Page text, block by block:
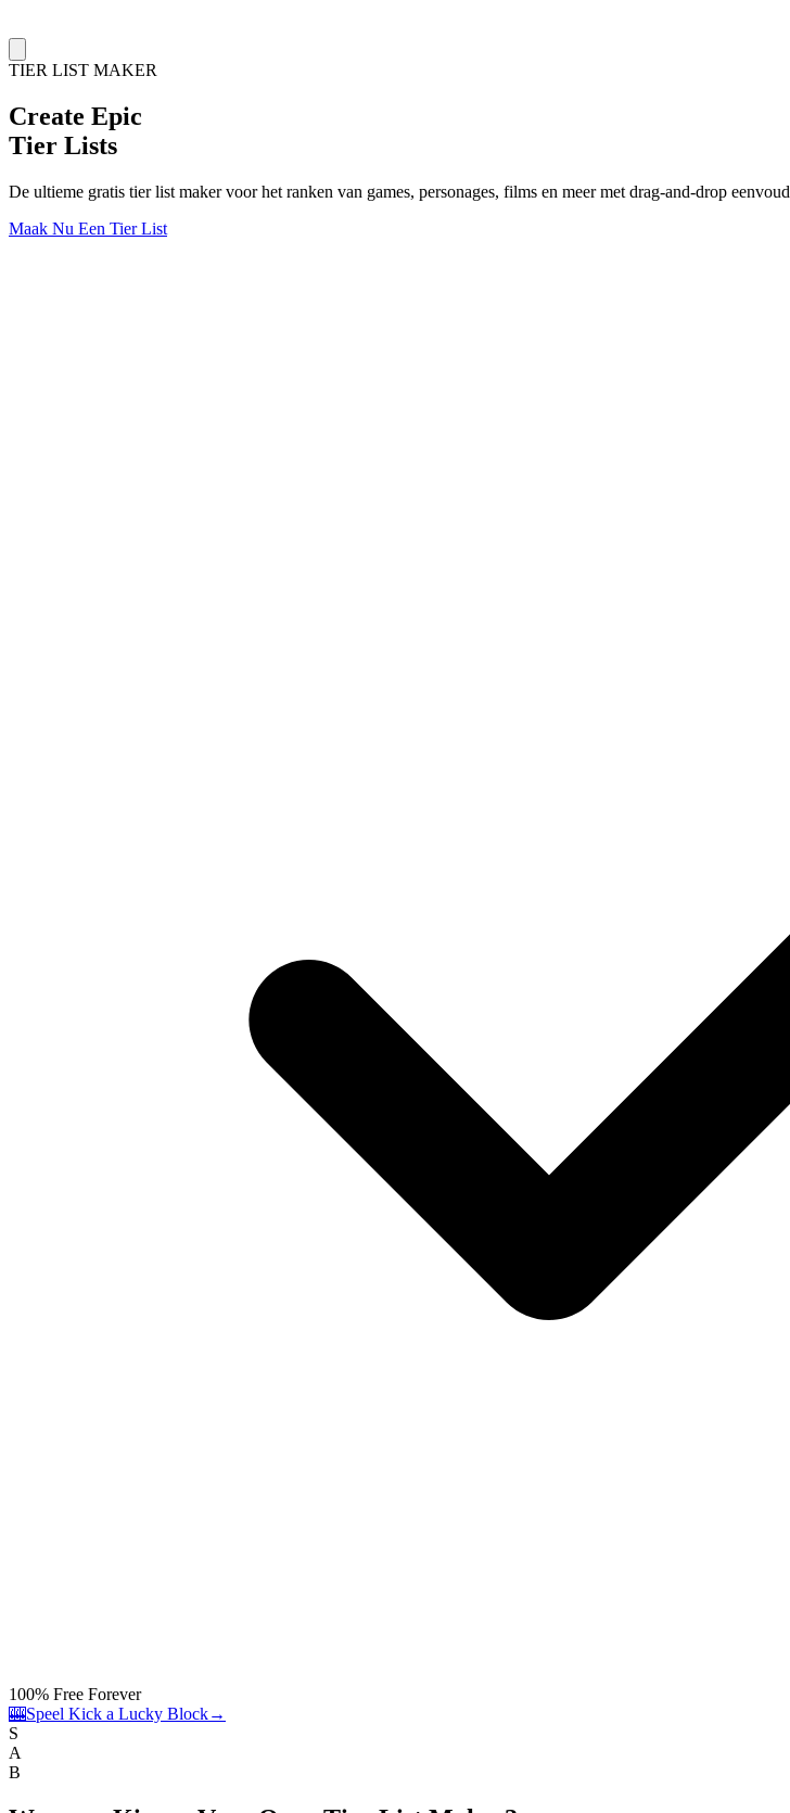
TIER LIST MAKER
Create Epic
Tier Lists
De ultieme gratis tier list maker voor het ranken van games, personages, films en meer met drag-and-drop eenvoud
Maak Nu Een Tier List
100% Free Forever
🎰Speel Kick a Lucky Block→
S
A
B